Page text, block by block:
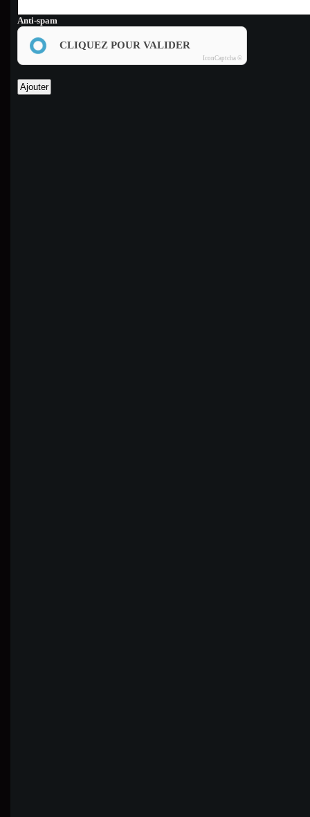
Anti-spam
CLIQUEZ POUR VALIDER
IconCaptcha ©